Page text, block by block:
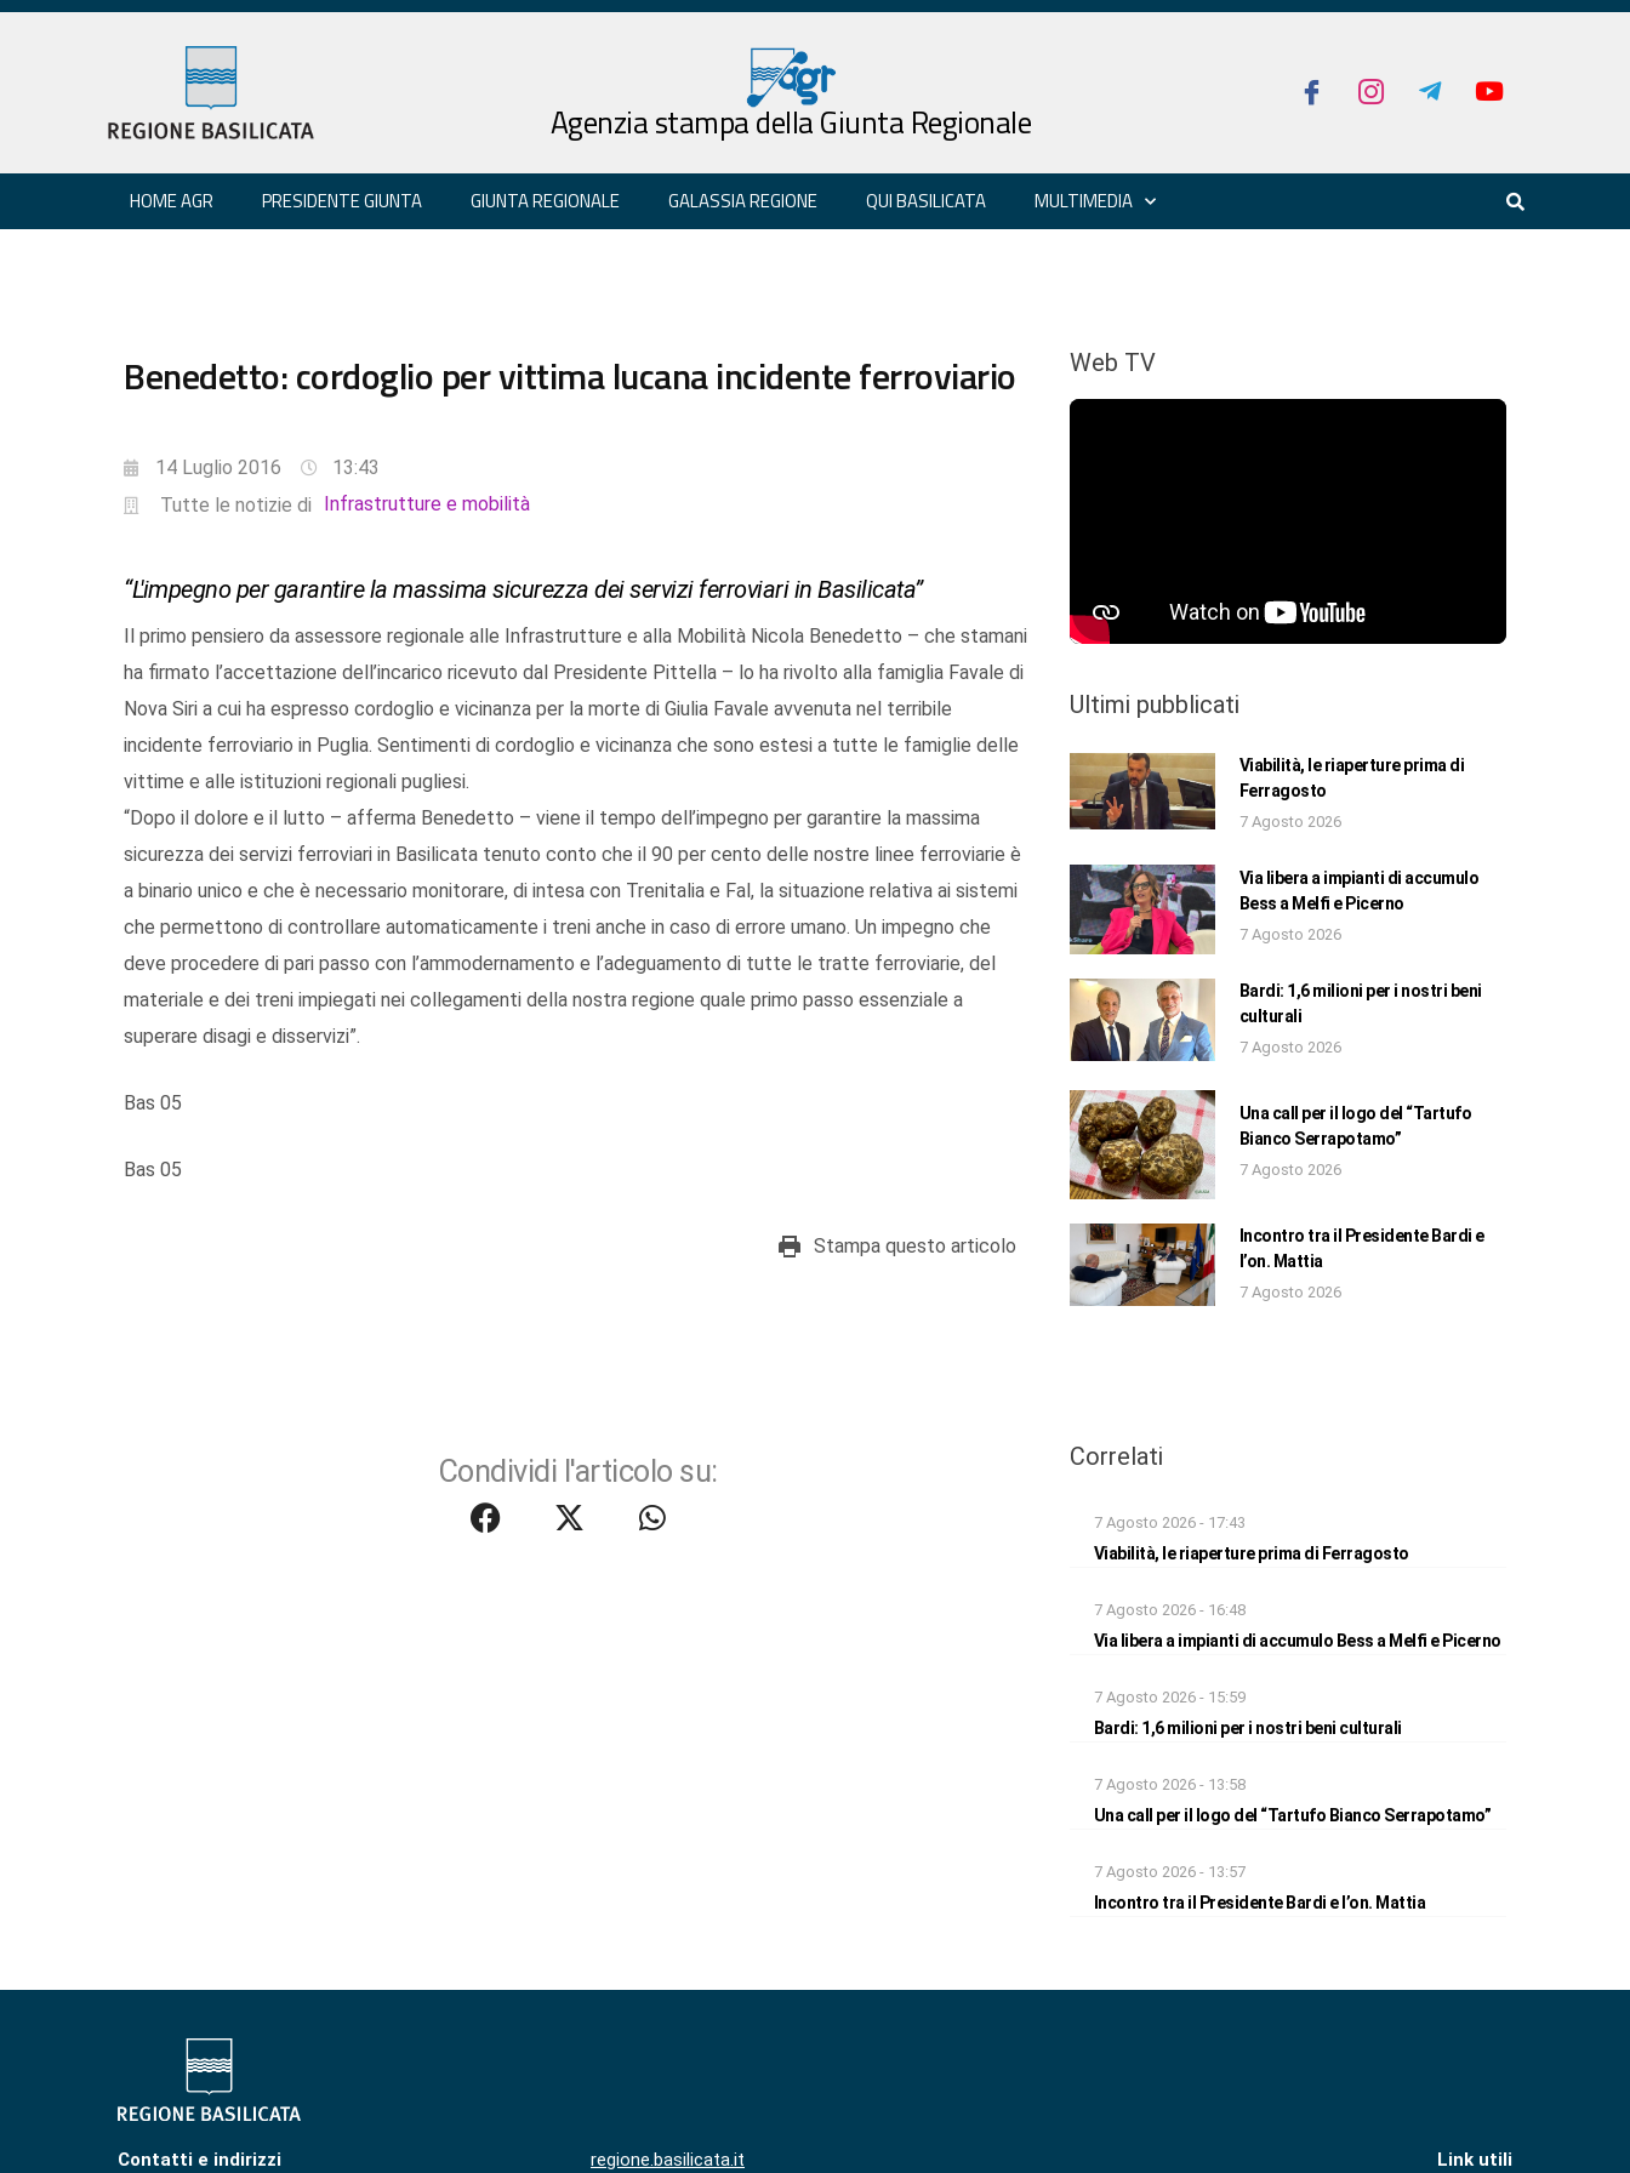
Agenzia stampa della Giunta Regionale
HOME AGR PRESIDENTE GIUNTA GIUNTA REGIONALE GALASSIA REGIONE QUI BASILICATA MULTIMEDIA
Benedetto: cordoglio per vittima lucana incidente ferroviario
14 Luglio 2016
13:43
Tutte le notizie di
Infrastrutture e mobilità
“L'impegno per garantire la massima sicurezza dei servizi ferroviari in Basilicata”
Il primo pensiero da assessore regionale alle Infrastrutture e alla Mobilità Nicola Benedetto – che stamani
ha firmato l’accettazione dell’incarico ricevuto dal Presidente Pittella – lo ha rivolto alla famiglia Favale di
Nova Siri a cui ha espresso cordoglio e vicinanza per la morte di Giulia Favale avvenuta nel terribile
incidente ferroviario in Puglia. Sentimenti di cordoglio e vicinanza che sono estesi a tutte le famiglie delle
vittime e alle istituzioni regionali pugliesi.
“Dopo il dolore e il lutto – afferma Benedetto – viene il tempo dell’impegno per garantire la massima
sicurezza dei servizi ferroviari in Basilicata tenuto conto che il 90 per cento delle nostre linee ferroviarie è
a binario unico e che è necessario monitorare, di intesa con Trenitalia e Fal, la situazione relativa ai sistemi
che permettono di controllare automaticamente i treni anche in caso di errore umano. Un impegno che
deve procedere di pari passo con l’ammodernamento e l’adeguamento di tutte le tratte ferroviarie, del
materiale e dei treni impiegati nei collegamenti della nostra regione quale primo passo essenziale a
superare disagi e disservizi”.
Bas 05
Bas 05
Stampa questo articolo
Condividi l'articolo su:
Web TV
Ultimi pubblicati
Viabilità, le riaperture prima di
Ferragosto
7 Agosto 2026
Via libera a impianti di accumulo
Bess a Melfi e Picerno
7 Agosto 2026
Bardi: 1,6 milioni per i nostri beni
culturali
7 Agosto 2026
Una call per il logo del “Tartufo
Bianco Serrapotamo”
7 Agosto 2026
Incontro tra il Presidente Bardi e
l’on. Mattia
7 Agosto 2026
Correlati
7 Agosto 2026 - 17:43
Viabilità, le riaperture prima di Ferragosto
7 Agosto 2026 - 16:48
Via libera a impianti di accumulo Bess a Melfi e Picerno
7 Agosto 2026 - 15:59
Bardi: 1,6 milioni per i nostri beni culturali
7 Agosto 2026 - 13:58
Una call per il logo del “Tartufo Bianco Serrapotamo”
7 Agosto 2026 - 13:57
Incontro tra il Presidente Bardi e l’on. Mattia
Contatti e indirizzi regione.basilicata.it Link utili